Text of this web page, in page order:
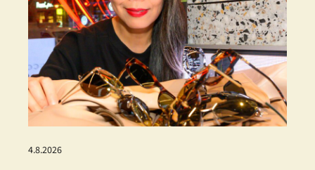
4.8.2026